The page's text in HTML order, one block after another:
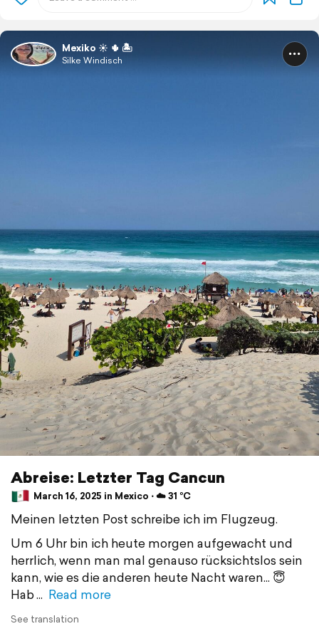
Mexiko ☀️ 🌵 🏝️
Silke Windisch
Abreise: Letzter Tag Cancun
March 16, 2025 in Mexico ⋅ ☁️ 31 °C
Meinen letzten Post schreibe ich im Flugzeug.
Um 6 Uhr bin ich heute morgen aufgewacht und
herrlich, wenn man mal genauso rücksichtslos sein
kann, wie es die anderen heute Nacht waren... 😇
Hab
Read more
See translation